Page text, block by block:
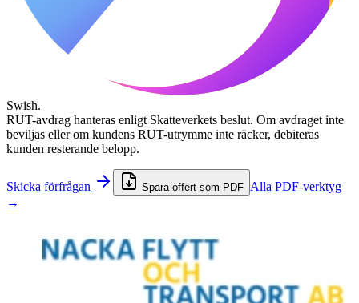
Swish.
RUT-avdrag hanteras enligt Skatteverkets beslut. Om avdraget inte
beviljas eller om kundens RUT-utrymme inte räcker, debiteras
kunden resterande belopp.
Skicka förfrågan Spara offert som PDF Alla PDF-verktyg
→